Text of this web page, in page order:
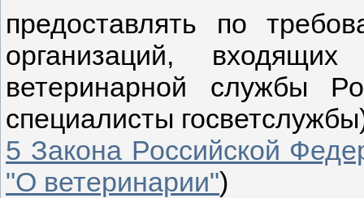
предоставлять по
организаций,
ветеринарной службы
специалисты
5 Закона Российской
"О ветеринарии")